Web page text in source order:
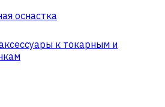
оснастка
к токарным и